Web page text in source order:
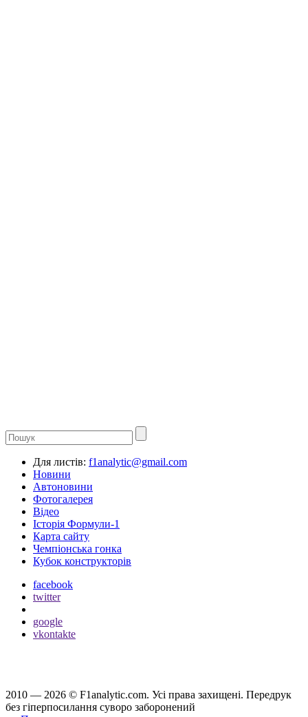
Для листів: f1analytic@gmail.com
Новини
Автоновини
Фотогалерея
Відео
Історія Формули-1
Карта сайту
Чемпіонська гонка
Кубок конструкторів
facebook
twitter
google
vkontakte
2010 — 2026 © F1analytic.com. Усi права захищенi. Передрук
без гіперпосилання суворо заборонений